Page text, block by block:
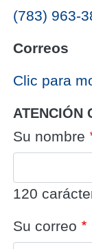
(783) 963-
Correos
‎Clic para
ATENCIÓN
Su nombre
120
Su correo